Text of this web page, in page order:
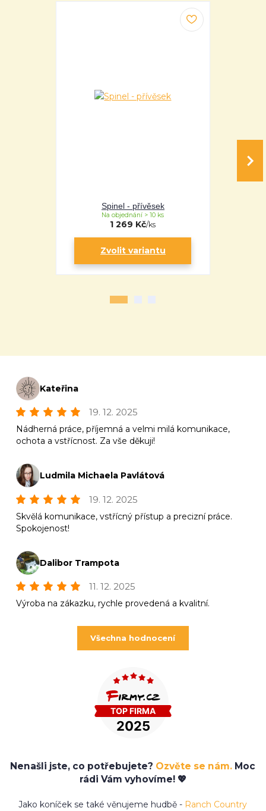
Spinel - přívěsek
1 269 Kč/ks
Na objednání > 10 ks
Zvolit variantu
Kateřina
19. 12. 2025
Nádherná práce, příjemná a velmi milá komunikace,
ochota a vstřícnost. Za vše děkuji!
Ludmila Michaela Pavlátová
19. 12. 2025
Skvělá komunikace, vstřícný přístup a precizní práce.
Spokojenost!
Dalibor Trampota
11. 12. 2025
Výroba na zákazku, rychle provedená a kvalitní.
Všechna hodnocení
Nenašli jste, co potřebujete? Ozvěte se nám. Moc
rádi Vám vyhovíme! 💖
Jako koníček se také věnujeme hudbě - Ranch Country